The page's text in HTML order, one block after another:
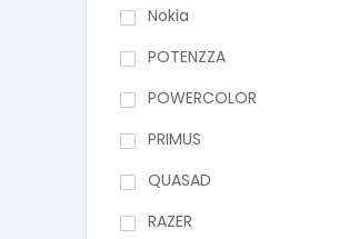
Nokia
POTENZZA
POWERCOLOR
PRIMUS
QUASAD
RAZER